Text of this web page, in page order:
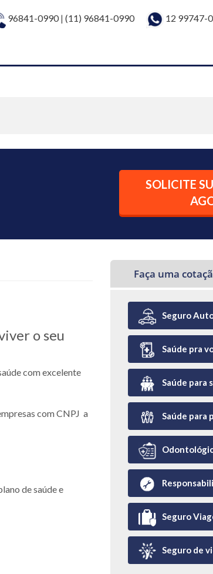
96841-0990| (11) 96841-0990 12 99747-
SOLICITE
o seu
com excelente
com CNPJ a
de saúde e
Faça uma
Seguro
Saúde pra
Saúde para
Saúde para
Seguro
Seguro de